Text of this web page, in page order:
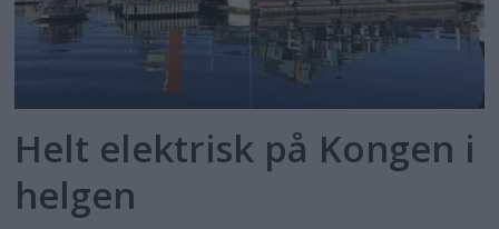
Helt elektrisk på Kongen i
helgen